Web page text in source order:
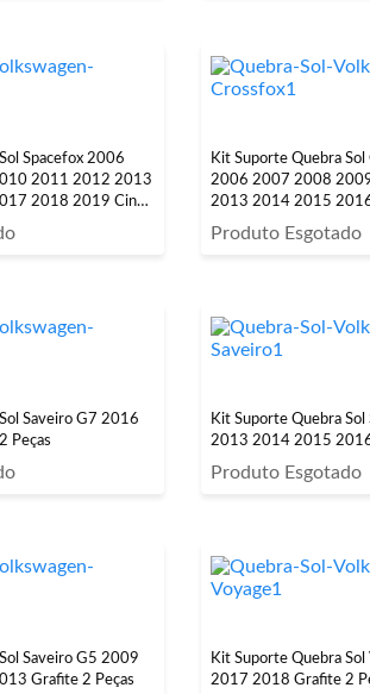
Spacefox 2006
2011 2012 2013
2018 2019 Cinza
Kit Suporte Quebra
2006 2007 2008
2013 2014 2015
Cinza Claro 2 Peças
Produto Esgotado
Saveiro G7 2016
Peças
Kit Suporte Quebra
2013 2014 2015
Produto Esgotado
Saveiro G5 2009
Grafite 2 Peças
Kit Suporte Quebra
2017 2018 Grafite 2